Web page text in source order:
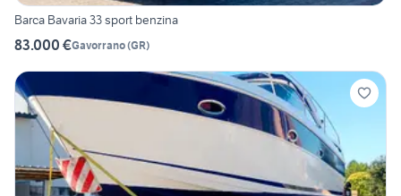
Barca Bavaria 33 sport benzina
83.000 €Gavorrano(GR)